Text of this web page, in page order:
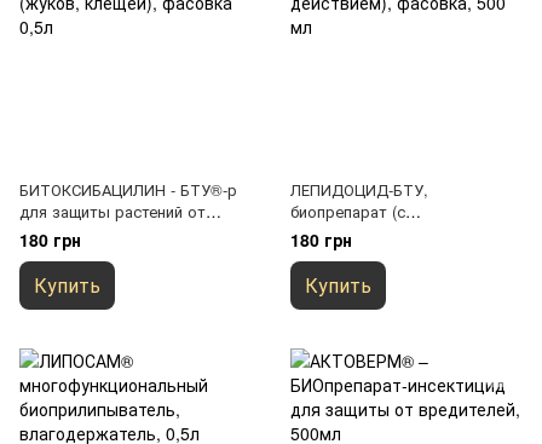
БИТОКСИБАЦИЛИН - БТУ®-р
для защиты растений от
вредителей (жуков, клещей),
фасовка 0,5л
180 грн
Купить
ЛЕПИДОЦИД-БТУ,
биопрепарат (с
инсектицидным действием),
фасовка, 500 мл
180 грн
Купить